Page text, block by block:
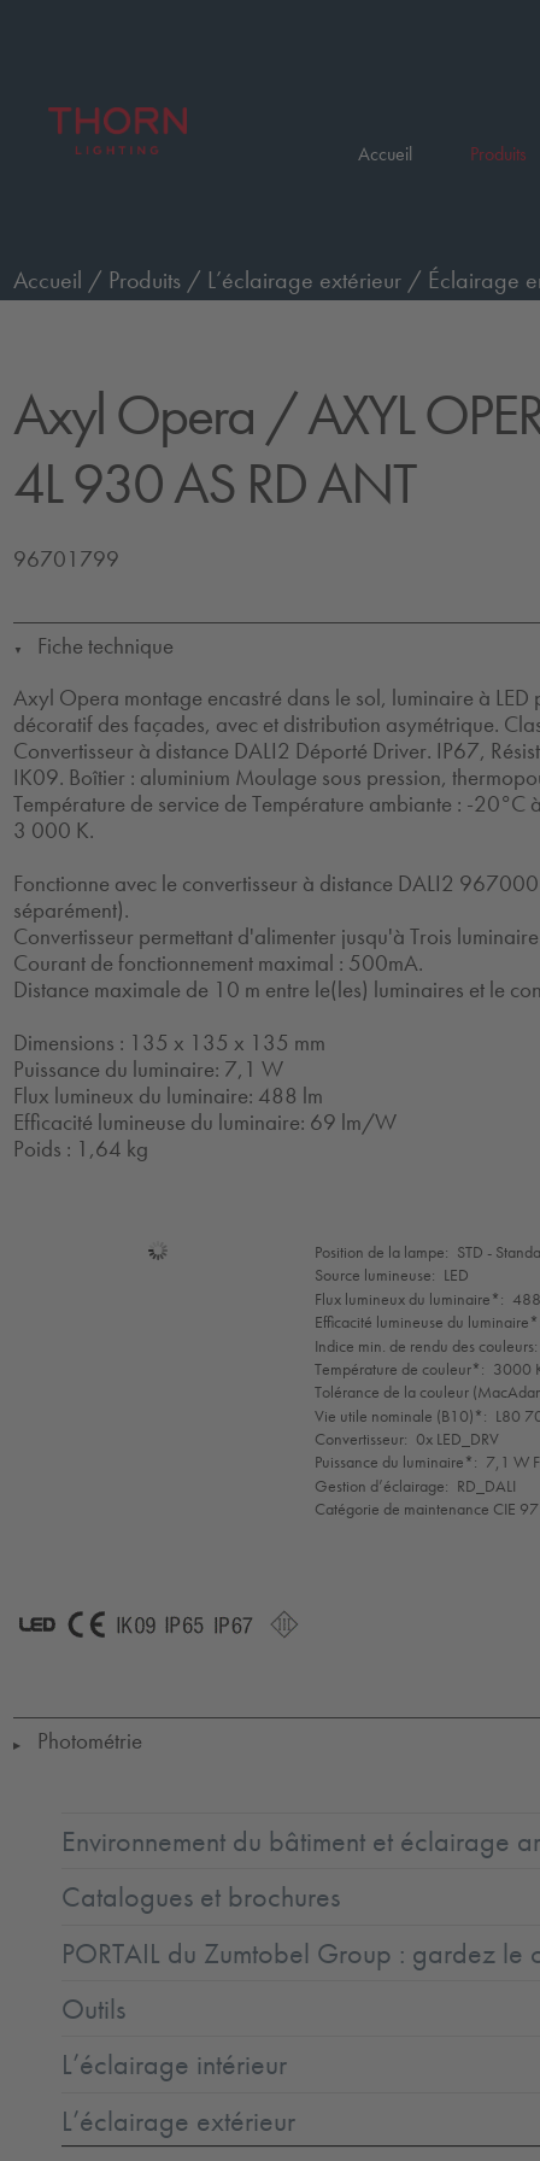
Accueil Produits
Accueil / Produits / L’éclairage extérieur / Éclairage
Axyl Opera / AXYL
4L 930 AS RD ANT
96701799
▼
Fiche technique
Axyl Opera montage encastré dans le sol, luminaire à
décoratif des façades, avec et distribution asymétrique.
Convertisseur à distance DALI2 Déporté Driver. IP67,
IK09. Boîtier : aluminium Moulage sous pression,
Température de service de Température ambiante : -20°C
3 000 K.
Fonctionne avec le convertisseur à distance DALI2
séparément).
Convertisseur permettant d'alimenter jusqu'à Trois
Courant de fonctionnement maximal : 500mA.
Distance maximale de 10 m entre le(les) luminaires et le
Dimensions : 135 x 135 x 135 mm
Puissance du luminaire: 7,1 W
Flux lumineux du luminaire: 488 lm
Efficacité lumineuse du luminaire: 69 lm/W
Poids : 1,64 kg
Sélection
de
mode
Position de la lampe: STD -
Source lumineuse: LED
Flux lumineux du luminaire*:
Efficacité lumineuse du
Indice min. de rendu des couleurs:
Température de couleur*: 3000
Tolérance de la couleur
Vie utile nominale (B10)*: L80
Convertisseur: 0x LED_DRV
Puissance du luminaire*: 7,1 W
Gestion d’éclairage: RD_DALI
Catégorie de maintenance CIE
▶ Photométrie
Environnement du bâtiment et éclairage
Catalogues et brochures
PORTAIL du Zumtobel Group : gardez le
Outils
L’éclairage intérieur
L’éclairage extérieur